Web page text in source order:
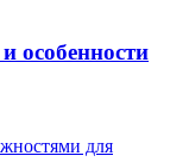
особенности